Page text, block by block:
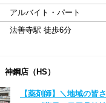
アルバイト・パート
法善寺駅 徒歩6分
鋼店（HS）
【薬剤師】＼地域の皆